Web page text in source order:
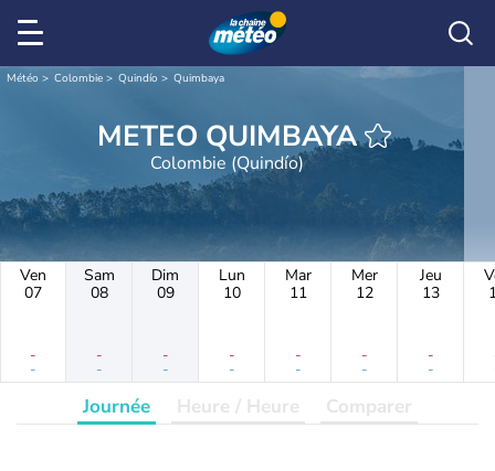
Météo Colombie Quindío Quimbaya
METEO QUIMBAYA
Colombie (Quindío)
Ven
07
-
-
Sam
08
-
-
Dim
09
-
-
Lun
10
-
-
Mar
11
-
-
Mer
12
-
-
Jeu
13
-
-
Journée Heure / Heure Comparer